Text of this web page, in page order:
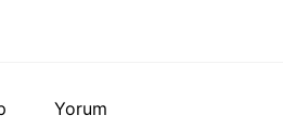
Yorum